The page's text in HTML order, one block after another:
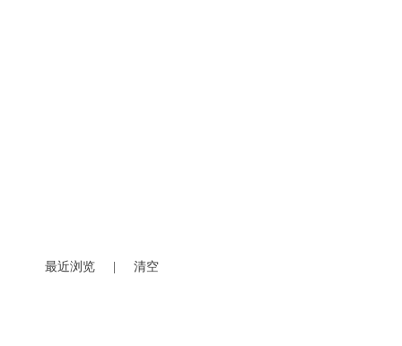
最近浏览 清空